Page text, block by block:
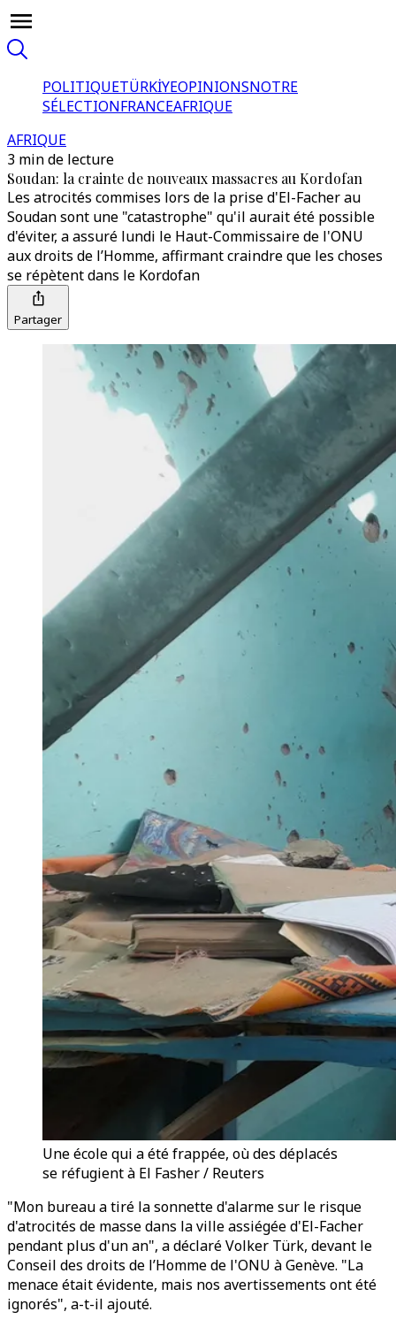
POLITIQUETÜRKİYEOPINIONSNOTRE
SÉLECTIONFRANCEAFRIQUE
AFRIQUE
3 min de lecture
Soudan: la crainte de nouveaux massacres au Kordofan
Les atrocités commises lors de la prise d'El-Facher au
Soudan sont une "catastrophe" qu'il aurait été possible
d'éviter, a assuré lundi le Haut-Commissaire de l'ONU
aux droits de l’Homme, affirmant craindre que les choses
se répètent dans le Kordofan
Partager
Une école qui a été frappée, où des déplacés
se réfugient à El Fasher / Reuters
"Mon bureau a tiré la sonnette d'alarme sur le risque
d'atrocités de masse dans la ville assiégée d'El-Facher
pendant plus d'un an", a déclaré Volker Türk, devant le
Conseil des droits de l’Homme de l'ONU à Genève. "La
menace était évidente, mais nos avertissements ont été
ignorés", a-t-il ajouté.